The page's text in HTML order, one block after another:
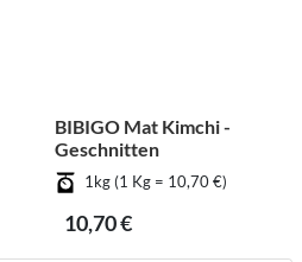
BIBIGO Mat Kimchi -
Geschnitten
1kg (1 Kg = 10,70 €)
10,70 €